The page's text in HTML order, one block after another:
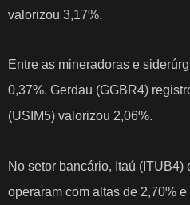
valorizou 3,17%.
Entre as mineradoras e
0,37%. Gerdau (GGBR4)
(USIM5) valorizou 2,06%.
No setor bancário, Itaú
operaram com altas de 2,70%